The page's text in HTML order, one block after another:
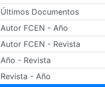
Últimos Documentos
Autor FCEN - Año
Autor FCEN - Revista
Año - Revista
Revista - Año